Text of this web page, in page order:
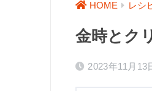
HOME レシ
金時とク
2023年11月13